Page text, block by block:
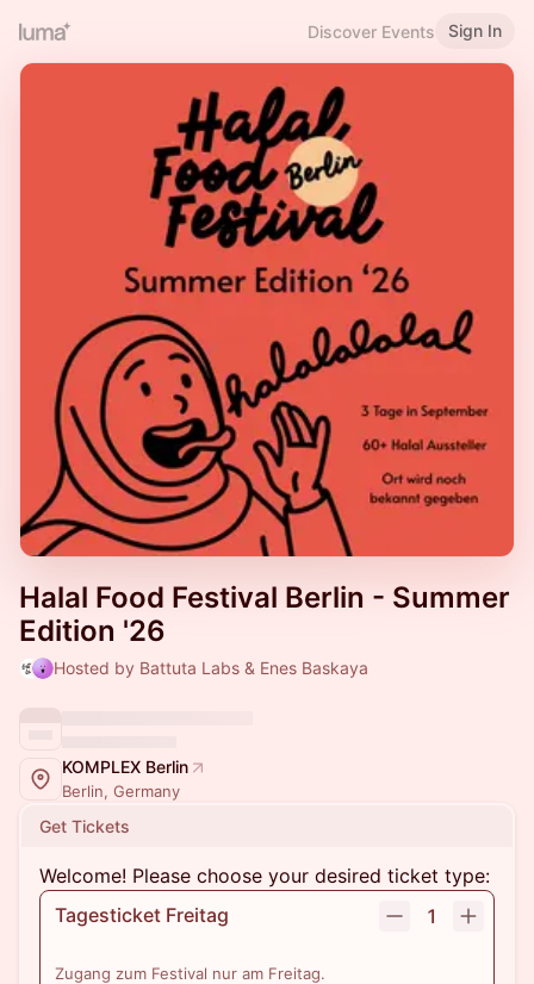
Discover Events Sign In
Halal Food Festival Berlin - Summer
Edition '26
Hosted by Battuta Labs & Enes Baskaya
KOMPLEX Berlin
Berlin, Germany
Get Tickets
Welcome! Please choose your desired ticket type:
Tagesticket Freitag
1
Zugang zum Festival nur am Freitag.